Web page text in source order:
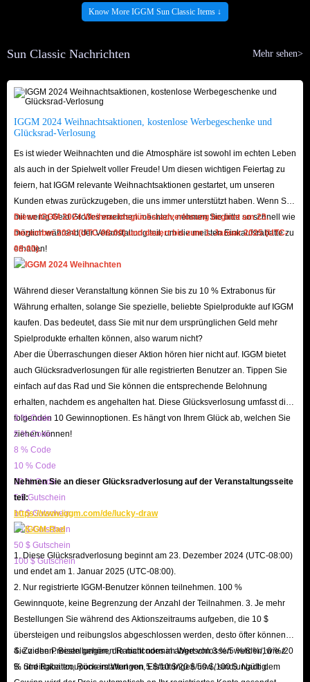
grundlegende Gegenstände, darunter die einfachsten Werkzeuge, niedrig
Gegenständen beim Abschließen von Missionen belohnt. Die meisten hoch
bewerteten Items können jedoch aus Premium-Boxen freigeschaltet oder
günstige Soul of the Ultimate Nation Classic Artikelauf einer dritten
Ihre beste Wahl, um SUN Classic Artikel zu
kaufen - IGGM.com
Ohne Zweifel sind klassischeSoul of the Ultimate Nation Classic Artikel
zum Verkauf
Auch beim Kauf von günstige SUN Classic Artikel können Sie die
Transaktionsmethode nach Ihren Bedürfnissen wählen.
prüfen täglich den Marktpreis. Sie erhalten nicht nur einige Rabatte
während der Veranstaltung, sondern sobald Sie unser VIP-Mitglied werden,
erhalten Sie auch bis zu 5 % Rabatt auf Sun Classic Artikel.IGGM.com
der beste Preis, um SUN Classic Artikel zu kaufen.
Die schnelle Liefergeschwindigkeit ist auch der Grund, warum IGGM.com
an der Spitze des Marktes steht. Wenn Sie Soul of the Ultimate Nation
Classic Artikel kaufen, bieten wir Ihnen 24/7-Support. Im Allgemeinen
können also 90 % der Bestellungen innerhalb von 15 Minuten erfolgreich
Wir werden jeden Spieler, der kommt, um zu
mit voller Begeisterung bedienen. Wir werden unser Bestes tun, damit Sie
den besten Service genießen. Sie können jetzt günstige SUN Classic Artikel
kaufen IGGM.com!
Know More IGGM Sun Classic Items ↓
Sun Classic Nachrichten Mehr sehen>
IGGM 2024 Weihnachtsaktionen, kostenlose Werbegeschenke und
Glücksrad-Verlosung
Es ist wieder Weihnachten und die Atmosphäre ist sowohl im echten Leben
als auch in der Spielwelt voller Freude! Um diesen wichtigen Feiertag zu
feiern, hat IGGM relevante Weihnachtsaktionen gestartet, um unseren
Kunden etwas zurückzugeben, die uns immer unterstützt haben. Wenn Sie
mit wenig Geld Großes erreichen möchten, nehmen Sie bitte so schnell wie
möglich während der Veranstaltung teil, um die meisten Einkaufsrabatte zu
erhalten!
Diese IGGM 2024 Weihnachtsglücksradverlosung beginnt am 23.
Dezember 2024 (UTC-08:00) und dauert bis zum 1. Januar 2025 (UTC-
08:00).
Während dieser Veranstaltung können Sie bis zu 10 % Extrabonus für
Währung erhalten, solange Sie spezielle, beliebte Spielprodukte auf IGGM
kaufen. Das bedeutet, dass Sie mit nur dem ursprünglichen Geld mehr
Spielprodukte erhalten können, also warum nicht?
Aber die Überraschungen dieser Aktion hören hier nicht auf. IGGM bietet
auch Glücksradverlosungen für alle registrierten Benutzer an. Tippen Sie
einfach auf das Rad und Sie können die entsprechende Belohnung
erhalten, nachdem es angehalten hat. Diese Glücksverlosung umfasst die
folgenden 10 Gewinnoptionen. Es hängt von Ihrem Glück ab, welchen Sie
ziehen können!
3 % Code
5 % Code
8 % Code
10 % Code
20 % Code
5 $ Gutschein
10 $ Gutschein
20 $ Gutschein
50 $ Gutschein
100 $ Gutschein
Nehmen Sie an dieser Glücksradverlosung auf der Veranstaltungsseite
teil:
https://www.iggm.com/de/lucky-draw
1. Diese Glücksradverlosung beginnt am 23. Dezember 2024 (UTC-08:00)
und endet am 1. Januar 2025 (UTC-08:00).
2. Nur registrierte IGGM-Benutzer können teilnehmen. 100 %
Gewinnquote, keine Begrenzung der Anzahl der Teilnahmen. 3. Je mehr
Bestellungen Sie während des Aktionszeitraums aufgeben, die 10 $
übersteigen und reibungslos abgeschlossen werden, desto öfter können
Sie ziehen. Bestellungen, die nicht normal abgeschlossen werden, wie z.
B. Streitigkeiten, Rückerstattungen, Erstattungen usw., sind ungültig.
4. Zu den Preisen gehören Rabattcodes im Wert von 3 %/5 %/8 %/10 %/20
% und Rabattcoupons im Wert von 5 $/10 $/20 $/50 $/100 $. Nach dem